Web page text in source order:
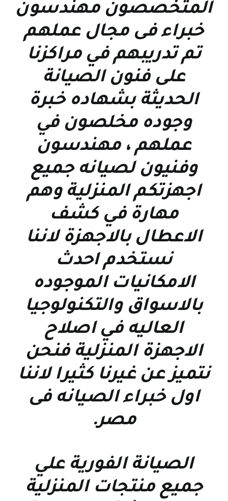
المتخصصون مهندسون
خبراء فى مجال عملهم
تم تدريبهم في مراكزنا
على فنون الصيانة
الحديثة بشهاده خبرة
وجوده مخلصون في
عملهم ، مهندسون
وفنيون لصيانه جميع
اجهزتكم المنزلية وهم
مهارة في كشف
الاعطال بالاجهزة لاننا
نستخدم احدث
الامكانيات الموجوده
بالاسواق والتكنولوجيا
العاليه في اصلاح
الاجهزة المنزلية فنحن
نتميز عن غيرنا كثيرا لاننا
اول خبراء الصيانه فى
مصر.
الصيانة الفورية علي
جميع منتجات المنزلية